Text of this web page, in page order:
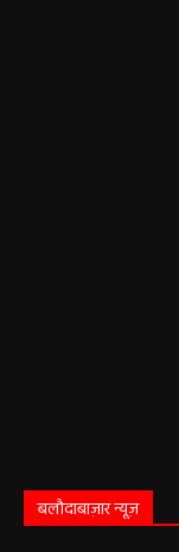
बलौदाबाज़ार न्यूज़